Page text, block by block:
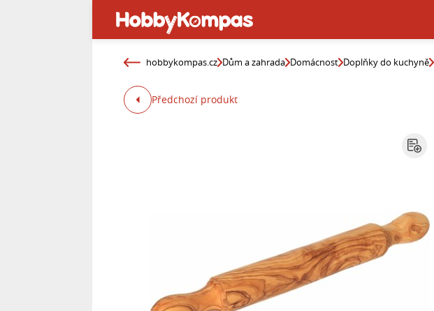
hobbykompas.cz Dům a zahrada Domácnost Doplňky do kuchyně
Předchozí produkt